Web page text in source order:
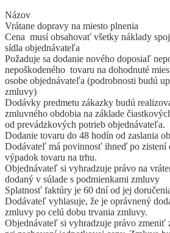
Názov
Vrátane dopravy na miesto plnenia
Cena musí obsahovať všetky náklady
sídla objednávateľa
Požaduje sa dodanie nového doposiaľ
nepoškodeného tovaru na dohodnuté
osobe objednávateľa (podrobnosti budú
zmluvy)
Dodávky predmetu zákazky budú
zmluvného obdobia na základe
od prevádzkových potrieb objednávateľa.
Dodanie tovaru do 48 hodín od zaslania
Dodávateľ má povinnosť ihneď po
výpadok tovaru na trhu.
Objednávateľ si vyhradzuje právo na
dodaný v súlade s podmienkami zmluvy
Splatnosť faktúry je 60 dní od jej
Dodávateľ vyhlasuje, že je oprávnený
zmluvy po celú dobu trvania zmluvy.
Objednávateľ si vyhradzuje právo zmeniť